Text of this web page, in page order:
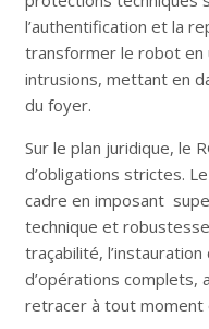
l’authentification et la
transformer le robot en
intrusions, mettant en
du foyer.
Sur le plan juridique, le
d’obligations strictes. Le
cadre en imposant
technique et
traçabilité,
d’opérations complets,
retracer à tout moment